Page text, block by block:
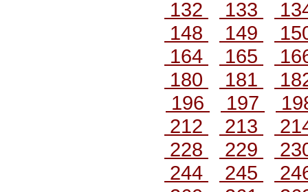
132
133
148
149
164
165
180
181
196
197
212
213
228
229
244
245